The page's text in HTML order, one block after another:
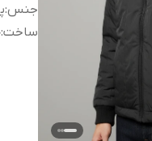
جنس:
ساخت: